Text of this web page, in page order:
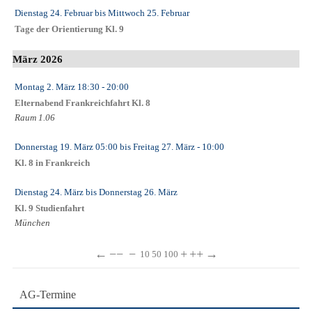
Dienstag 24. Februarbis Mittwoch 25. Februar
Tage der Orientierung Kl. 9
März 2026
Montag 2. März 18:30 - 20:00
Elternabend Frankreichfahrt Kl. 8
Raum 1.06
Donnerstag 19. März 05:00 bis Freitag 27. März - 10:00
Kl. 8 in Frankreich
Dienstag 24. März bis Donnerstag 26. März
Kl. 9 Studienfahrt
München
← −− − 10 50 100 + ++ →
AG-Termine